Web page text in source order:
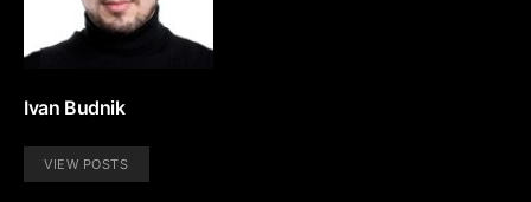
Ivan Budnik
VIEW POSTS